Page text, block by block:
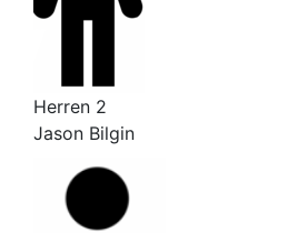
Herren 2
Jason Bilgin